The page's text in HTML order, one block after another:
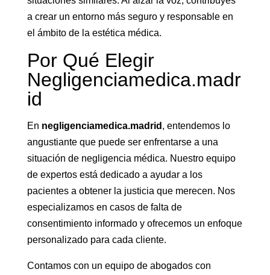
a crear un entorno más seguro y responsable en
el ámbito de la estética médica.
Por Qué Elegir
Negligenciamedica.madr
id
En negligenciamedica.madrid , entendemos lo
angustiante que puede ser enfrentarse a una
situación de negligencia médica. Nuestro equipo
de expertos está dedicado a ayudar a los
pacientes a obtener la justicia que merecen. Nos
especializamos en casos de falta de
consentimiento informado y ofrecemos un enfoque
personalizado para cada cliente.
Contamos con un equipo de abogados con